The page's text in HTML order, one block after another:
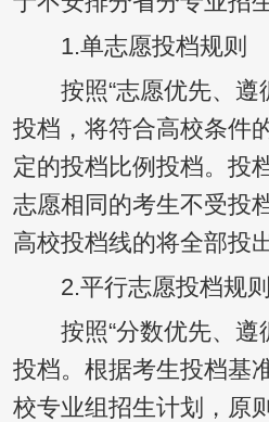
1.单志愿投档规则
按照“志愿优先、遵
投档，将符合高校条件
定的投档比例投档。投
志愿相同的考生不受投
高校投档线的将全部投出
2.平行志愿投档规则
按照“分数优先、遵
投档。根据考生投档基
校专业组招生计划，原